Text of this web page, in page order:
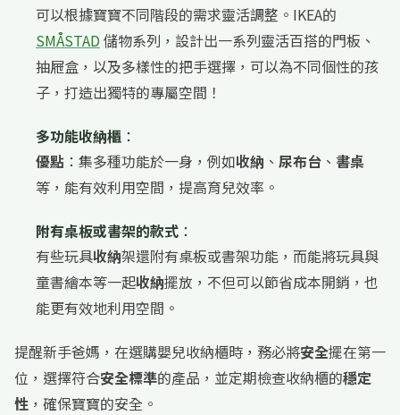
可以根據寶寶不同階段的需求靈活調整。IKEA的
SMÅSTAD 儲物系列，設計出一系列靈活百搭的門板、
抽屜盒，以及多樣性的把手選擇，可以為不同個性的孩
子，打造出獨特的專屬空間！
多功能收納櫃 ：
優點 ：集多種功能於一身，例如收納 、 尿布台 、 書桌
等，能有效利用空間，提高育兒效率。
附有桌板或書架的款式 ：
有些玩具收納架還附有桌板或書架功能，而能將玩具與
童書繪本等一起收納擺放，不但可以節省成本開銷，也
能更有效地利用空間。
提醒新手爸媽，在選購嬰兒收納櫃時，務必將安全擺在第一
位，選擇符合安全標準的產品，並定期檢查收納櫃的穩定
性 ，確保寶寶的安全。